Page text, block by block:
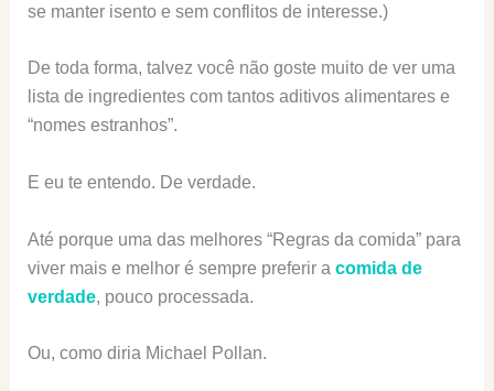
se manter isento e sem conflitos de interesse.)
De toda forma, talvez você não goste muito de ver uma
lista de ingredientes com tantos aditivos alimentares e
“nomes estranhos”.
E eu te entendo. De verdade.
Até porque uma das melhores “Regras da comida” para
viver mais e melhor é sempre preferir a comida de
verdade, pouco processada.
Ou, como diria Michael Pollan.